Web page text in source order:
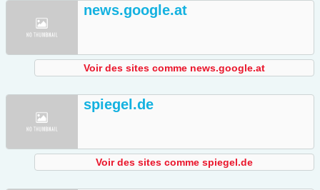
news.google.at
Voir des sites comme news.google.at
spiegel.de
Voir des sites comme spiegel.de